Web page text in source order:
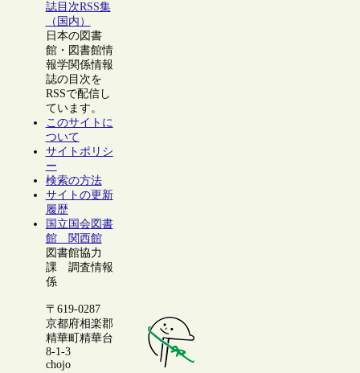
誌目次RSS集
（国内）
日本の図書
館・図書館情
報学関係情報
誌の目次を
RSSで配信し
ています。
このサイトに
ついて
サイトポリシ
ー
検索の方法
サイトの更新
履歴
国立国会図書
館 関西館
図書館協力
課 調査情報
係
〒619-0287
京都府相楽郡
精華町精華台
8-1-3
chojo